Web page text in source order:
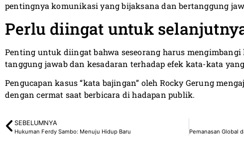
pentingnya komunikasi yang bijaksana dan bertanggung
Perlu diingat untuk
Penting untuk diingat bahwa seseorang harus mengimbangi
tanggung jawab dan kesadaran terhadap efek kata-kata
Pengucapan kasus “kata bajingan” oleh Rocky Gerung
dengan cermat saat berbicara di hadapan publik.
SEBELUMNYA
Hukuman Ferdy Sambo: Menuju Hidup Baru